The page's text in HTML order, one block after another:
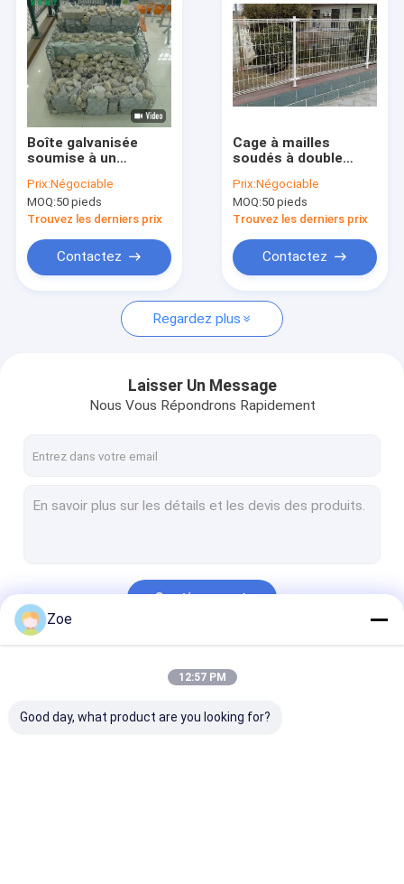
Produits
Le spectacle VR
À propos de nous
Visite de l'usine
Contactez-nous
Nouvelles
Demandez un devis
Clôture en acier de sécurité
Clôture de sécurité anti-montée
La clôture AOA
Clôture de sécurité en maille V
Clôture tubulaire en acier
Boîte galvanisée
soumise à un
thermique de Gabion
de fer/grillage
hexagonal de Gabion
Prix:Négociable
MOQ:50 pieds
Trouvez les derniers prix
Contactez
Cage à mailles
soudés à double
Prix:Négociable
MOQ:50 pieds
Trouvez les derniers prix
Contactez
Regardez plus
Laisser Un Message
Nous Vous Répondrons Rapidement
Continuer
Zoe
12:57 PM
Good day, what product are you looking for?